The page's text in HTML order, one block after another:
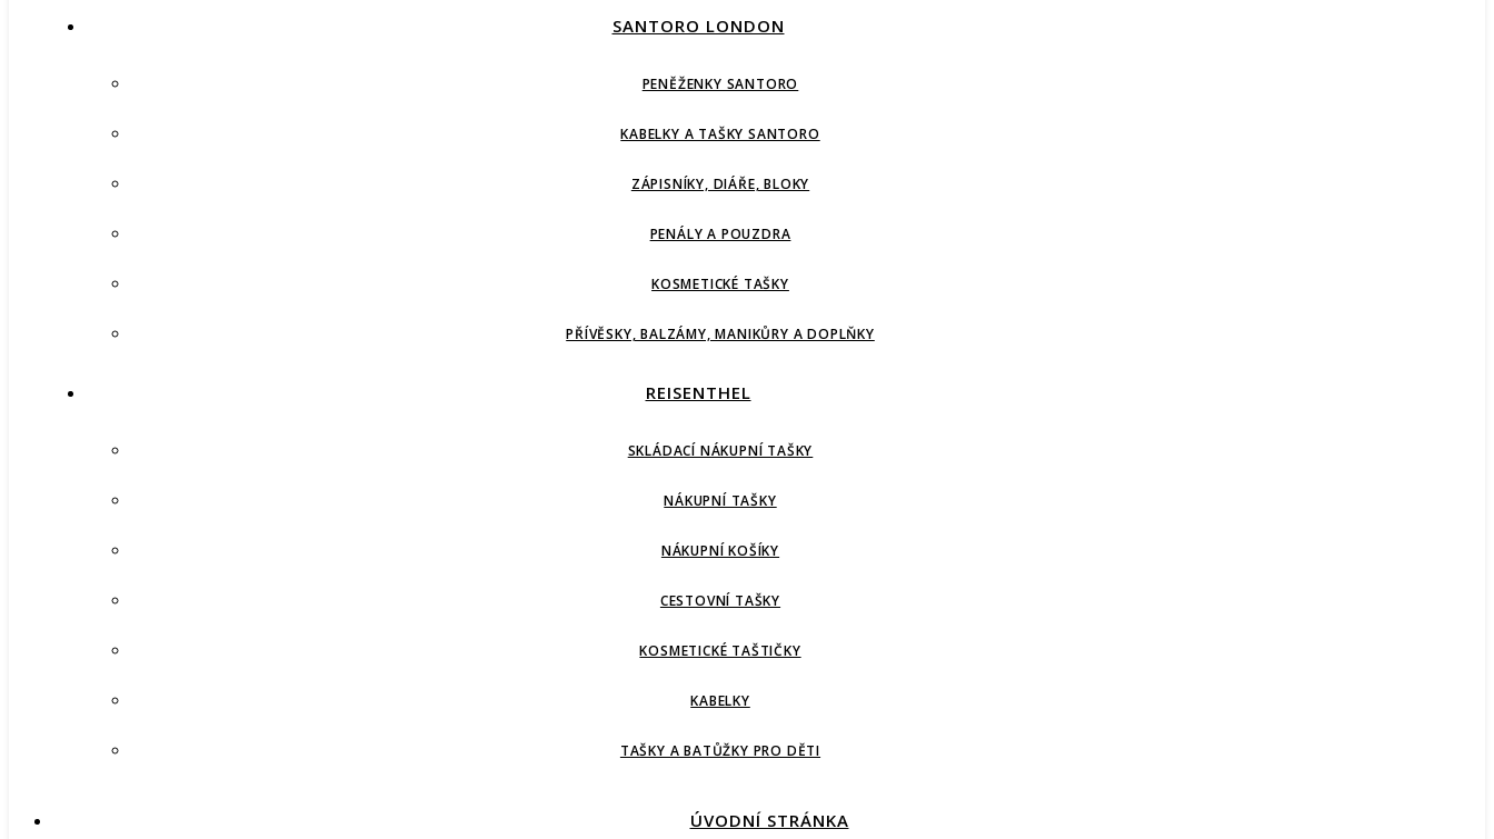
SANTORO LONDON
PENĚŽENKY SANTORO
KABELKY A TAŠKY SANTORO
ZÁPISNÍKY, DIÁŘE, BLOKY
PENÁLY A POUZDRA
KOSMETICKÉ TAŠKY
PŘÍVĚSKY, BALZÁMY, MANIKŮRY A DOPLŇKY
REISENTHEL
SKLÁDACÍ NÁKUPNÍ TAŠKY
NÁKUPNÍ TAŠKY
NÁKUPNÍ KOŠÍKY
CESTOVNÍ TAŠKY
KOSMETICKÉ TAŠTIČKY
KABELKY
TAŠKY A BATŮŽKY PRO DĚTI
ÚVODNÍ STRÁNKA